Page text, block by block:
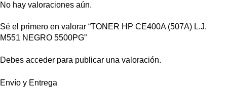
No hay valoraciones aún.
Sé el primero en valorar “TONER HP CE400A (507A) L.J.
M551 NEGRO 5500PG”
Debes acceder para publicar una valoración.
Envío y Entrega